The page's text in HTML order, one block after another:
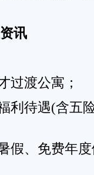
讯
过渡公寓；
利待遇(含五
假、免费年